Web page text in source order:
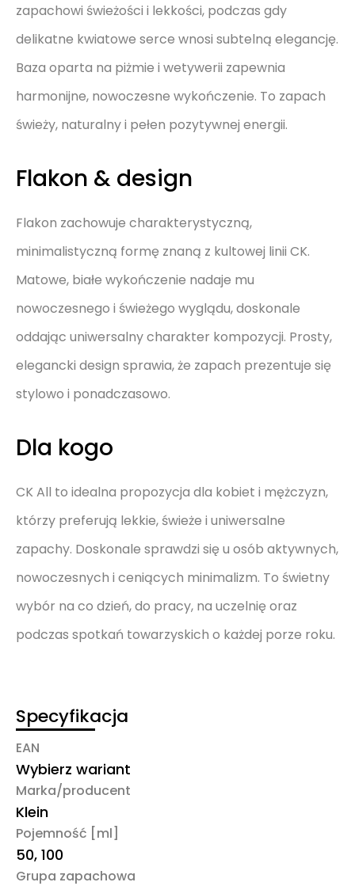
zapachowi świeżości i lekkości, podczas gdy
delikatne kwiatowe serce wnosi subtelną elegancję.
Baza oparta na piżmie i wetywerii zapewnia
harmonijne, nowoczesne wykończenie. To zapach
świeży, naturalny i pełen pozytywnej energii.
Flakon & design
Flakon zachowuje charakterystyczną,
minimalistyczną formę znaną z kultowej linii CK.
Matowe, białe wykończenie nadaje mu
nowoczesnego i świeżego wyglądu, doskonale
oddając uniwersalny charakter kompozycji. Prosty,
elegancki design sprawia, że zapach prezentuje się
stylowo i ponadczasowo.
Dla kogo
CK All to idealna propozycja dla kobiet i mężczyzn,
którzy preferują lekkie, świeże i uniwersalne
zapachy. Doskonale sprawdzi się u osób aktywnych,
nowoczesnych i ceniących minimalizm. To świetny
wybór na co dzień, do pracy, na uczelnię oraz
podczas spotkań towarzyskich o każdej porze roku.
Specyfikacja
EAN
Wybierz wariant
Marka/producent
Klein
Pojemność [ml]
50, 100
Grupa zapachowa